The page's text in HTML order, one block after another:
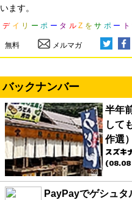
います。
デ イ リ ー ポ ー タ ル Z を サ ポ ー ト
無料 メルマガ
バックナンバー
半年
して
作選）
スズキ
PayPayでゲシュタ